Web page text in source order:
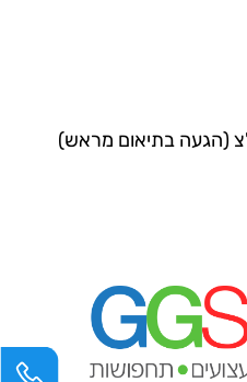
(הגעה בתיאום מראש)